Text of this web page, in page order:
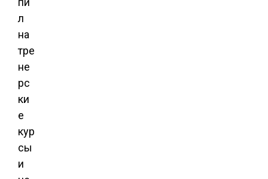
л
на
тре
не
рс
ки
е
кур
сы
и